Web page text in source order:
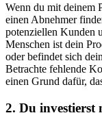
Wenn du mit deinem
einen Abnehmer
potenziellen Kunden
Menschen ist dein
oder befindet sich
Betrachte fehlende
einen Grund dafür,
2. Du investierst